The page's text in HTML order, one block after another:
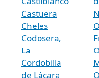
Castuera
Cheles
Codosera,
La
Cordobilla
de Lácara